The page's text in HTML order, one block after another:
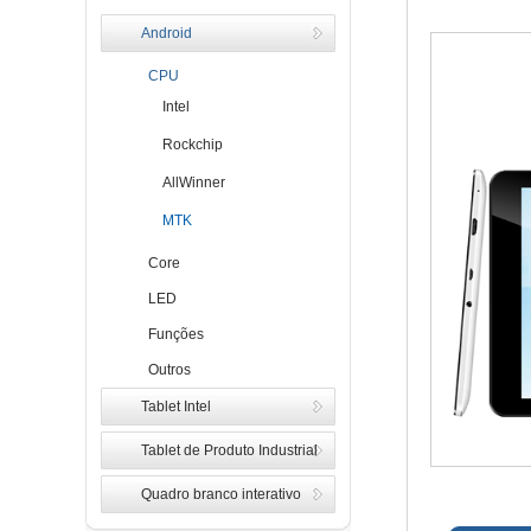
Android
CPU
Intel
Rockchip
AllWinner
MTK
Core
LED
Funções
Outros
Tablet Intel
Tablet de Produto Industrial
Quadro branco interativo